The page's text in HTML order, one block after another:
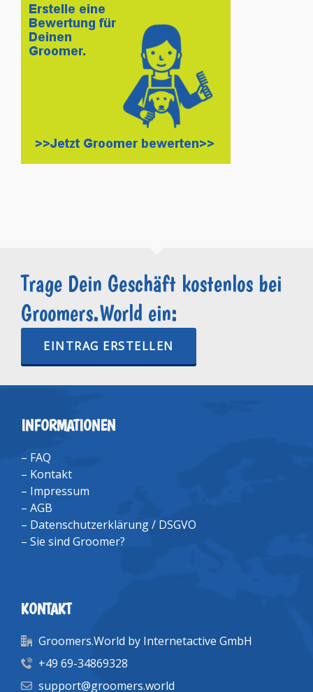
Trage Dein Geschäft kostenlos bei
Groomers.World ein:
EINTRAG ERSTELLEN
INFORMATIONEN
– FAQ
– Kontakt
– Impressum
– AGB
– Datenschutzerklärung / DSGVO
– Sie sind Groomer?
KONTAKT
Groomers.World by Internetactive GmbH
+49 69-34869328
support@groomers.world